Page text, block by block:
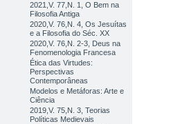
2021,V. 77,N. 1, O Bem na
Filosofia Antiga
2020,V. 76,N. 4, Os Jesuítas
e a Filosofia do Séc. XX
2020,V. 76,N. 2-3, Deus na
Fenomenologia Francesa
Ética das Virtudes:
Perspectivas
Contemporâneas
Modelos e Metáforas: Arte e
Ciência
2019,V. 75,N. 3, Teorias
Políticas Medievais